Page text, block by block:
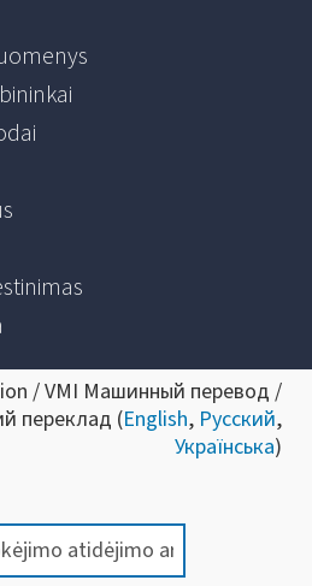
/ VMI Машинный перевод /
переклад (English, Русский,
Українська)